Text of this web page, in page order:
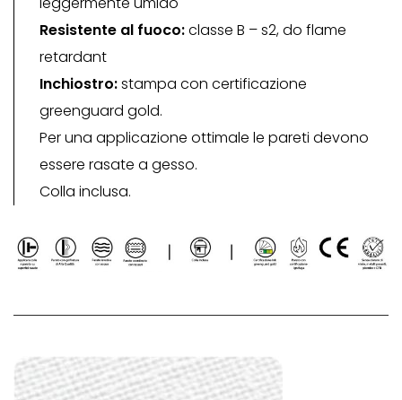
Resistente al fuoco:classe B – s2, do flame
retardant
Inchiostro:stampa con certificazione
greenguard gold.
Per una applicazione ottimale le pareti devono
essere rasate a gesso.
Colla inclusa.